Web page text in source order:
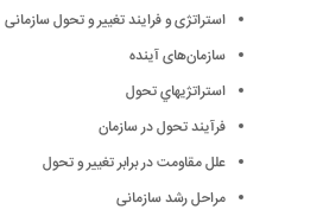
استراتژی و فرایند تغییر و تحول سازمانی
سازمان‌های آینده
استراتژيهاي تحول
فرآیند تحول در سازمان
علل مقاومت در برابر تغییر و تحول
مراحل رشد سازمانی